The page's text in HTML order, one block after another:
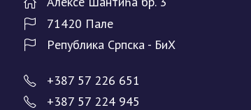
71420 Палe
Рeпублика Српска - БиХ
+387 57 226 651
+387 57 224 945